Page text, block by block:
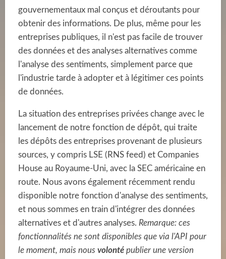
gouvernementaux mal conçus et déroutants pour
obtenir des informations. De plus, même pour les
entreprises publiques, il n'est pas facile de trouver
des données et des analyses alternatives comme
l'analyse des sentiments, simplement parce que
l'industrie tarde à adopter et à légitimer ces points
de données.
La situation des entreprises privées change avec le
lancement de notre fonction de dépôt, qui traite
les dépôts des entreprises provenant de plusieurs
sources, y compris LSE (RNS feed) et Companies
House au Royaume-Uni, avec la SEC américaine en
route. Nous avons également récemment rendu
disponible notre fonction d'analyse des sentiments,
et nous sommes en train d'intégrer des données
alternatives et d'autres analyses. Remarque: ces
fonctionnalités ne sont disponibles que via l'API pour
le moment, mais nous volonté publier une version